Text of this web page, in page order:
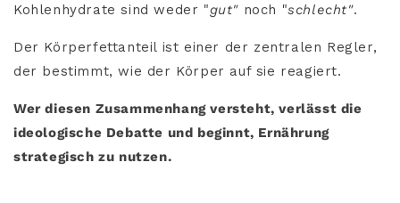
Kohlenhydrate sind weder "gut" noch "schlecht".
Der Körperfettanteil ist einer der zentralen Regler,
der bestimmt, wie der Körper auf sie reagiert.
Wer diesen Zusammenhang versteht, verlässt die
ideologische Debatte und beginnt, Ernährung
strategisch zu nutzen.